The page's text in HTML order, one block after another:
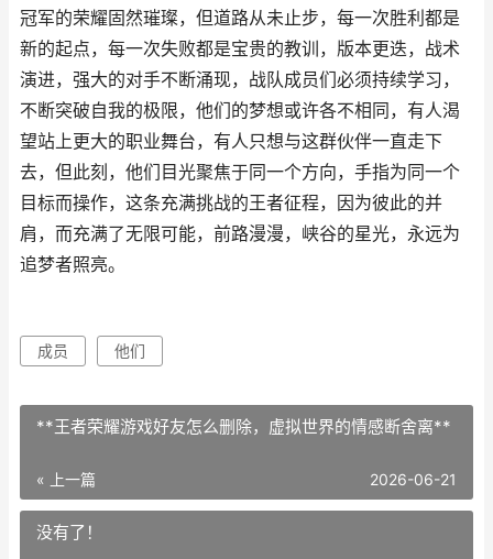
冠军的荣耀固然璀璨，但道路从未止步，每一次胜利都是
新的起点，每一次失败都是宝贵的教训，版本更迭，战术
演进，强大的对手不断涌现，战队成员们必须持续学习，
不断突破自我的极限，他们的梦想或许各不相同，有人渴
望站上更大的职业舞台，有人只想与这群伙伴一直走下
去，但此刻，他们目光聚焦于同一个方向，手指为同一个
目标而操作，这条充满挑战的王者征程，因为彼此的并
肩，而充满了无限可能，前路漫漫，峡谷的星光，永远为
追梦者照亮。
成员 他们
**王者荣耀游戏好友怎么删除，虚拟世界的情感断舍离**
« 上一篇 2026-06-21
没有了！